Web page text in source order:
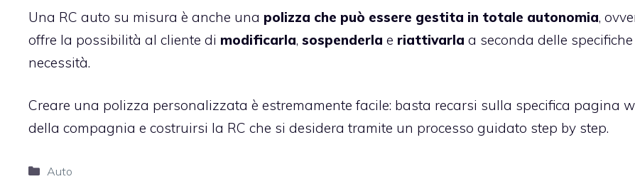
Una RC auto su misura è anche una polizza che può essere gestita in totale autonomia,
offre la possibilità al cliente di modificarla, sospenderla e riattivarla a seconda delle specifiche
necessità.
Creare una polizza personalizzata è estremamente facile: basta recarsi sulla specifica pagina
della compagnia e costruirsi la RC che si desidera tramite un processo guidato step by step.
Categorie
Auto